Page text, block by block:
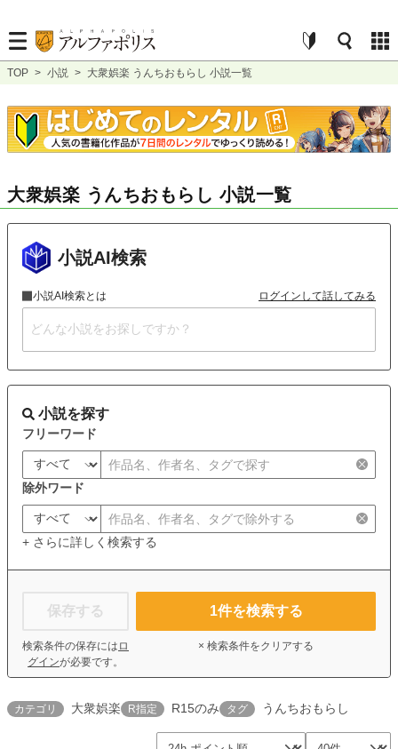
TOP > 小説 > 大衆娯楽 うんちおもらし 小説一覧
大衆娯楽 うんちおもらし 小説一覧
小説AI検索
小説AI検索とは ログインして話してみる
小説を探す
フリーワード
除外ワード
+ さらに詳しく検索する
保存する
検索条件の保存には ロ
グインが必要です。
1件を検索する
× 検索条件をクリアする
カテゴリ 大衆娯楽 R指定 R15のみ タグ うんちおもらし